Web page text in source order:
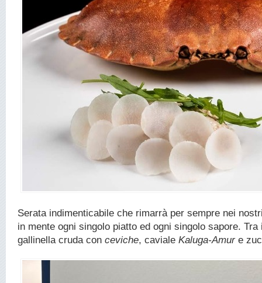
Serata indimenticabile che rimarrà per sempre nei
in mente ogni singolo piatto ed ogni singolo sapore.
gallinella cruda con ceviche, caviale Kaluga-Amure